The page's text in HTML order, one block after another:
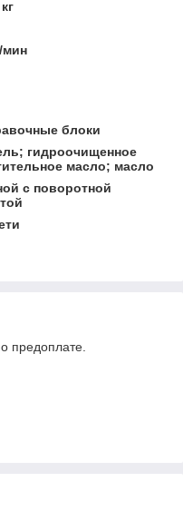
мин
блоки
гидроочищенное
масло; масло
с поворотной
предоплате.